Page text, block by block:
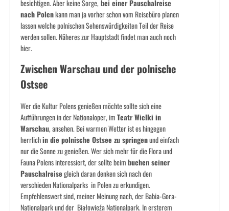
besichtigen. Aber keine Sorge, bei einer Pauschalreise
nach Polenkann man ja vorher schon vom Reisebüro planen
lassen welche polnischen Sehenswürdigkeiten Teil der Reise
werden sollen. Näheres zur Hauptstadt findet man auch noch
hier.
Zwischen Warschau und der polnische
Ostsee
Wer die Kultur Polens genießen möchte sollte sich eine
Aufführungen in der Nationaloper, imTeatr Wielki in
Warschau, ansehen. Bei warmen Wetter ist es hingegen
herrlichin die polnische Ostsee zu springenund einfach
nur die Sonne zu genießen. Wer sich mehr für die Flora und
Fauna Polens interessiert, der sollte beimbuchen seiner
Pauschalreisegleich daran denken sich nach den
verschieden Nationalparks in Polen zu erkundigen.
Empfehlenswert sind, meiner Meinung nach, der Babia-Gora-
Nationalpark und der Białowieźa Nationalpark. In ersterem